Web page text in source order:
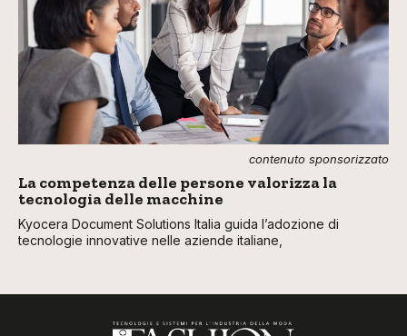
contenuto sponsorizzato
La competenza delle persone valorizza la
tecnologia delle macchine
Kyocera Document Solutions Italia guida l’adozione di
tecnologie innovative nelle aziende italiane,